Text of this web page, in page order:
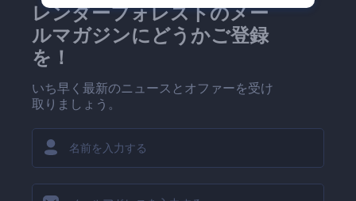
レンダーフォレストのメー
ルマガジンにどうかご登録
を！
いち早く最新のニュースとオファーを受け
取りましょう。